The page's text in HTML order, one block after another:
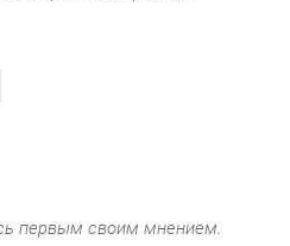
первым своим мнением.
ОТЗЫВ